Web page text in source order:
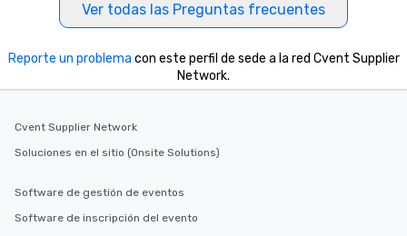
Ver todas las Preguntas frecuentes
Reporte un problema con este perfil de sede a la red Cvent Supplier
Network.
Cvent Supplier Network
Soluciones en el sitio (Onsite Solutions)
Software de gestión de eventos
Software de inscripción del evento